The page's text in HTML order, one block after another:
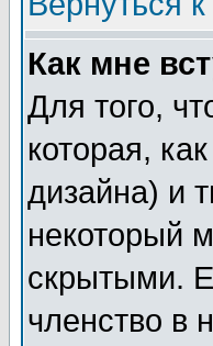
Как мне
Для того,
которая,
дизайна) и
некоторый
скрытыми.
членство в